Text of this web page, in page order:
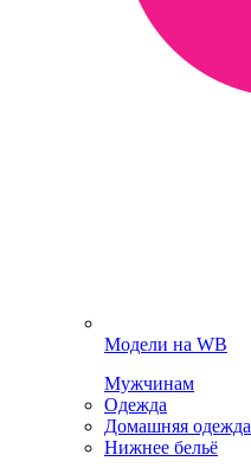
Модели на WB
Мужчинам
Одежда
Домашняя одежда
Нижнее бельё